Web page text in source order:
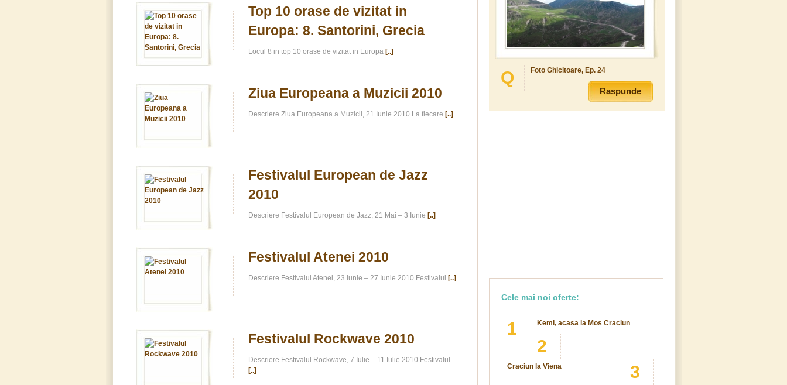
Q Foto Ghicitoare, Ep. 24
Raspunde
Cele mai noi oferte:
1 Kemi, acasa la Mos Craciun
2
Craciun la Viena 3
Top 10 orase de vizitat in
Europa: 8. Santorini, Grecia
Locul 8 in top 10 orase de vizitat in Europa [..]
Ziua Europeana a Muzicii 2010
Descriere Ziua Europeana a Muzicii, 21 Iunie 2010 La fiecare [..]
Festivalul European de Jazz
2010
Descriere Festivalul European de Jazz, 21 Mai – 3 Iunie [..]
Festivalul Atenei 2010
Descriere Festivalul Atenei, 23 Iunie – 27 Iunie 2010 Festivalul [..]
Festivalul Rockwave 2010
Descriere Festivalul Rockwave, 7 Iulie – 11 Iulie 2010 Festivalul
[..]